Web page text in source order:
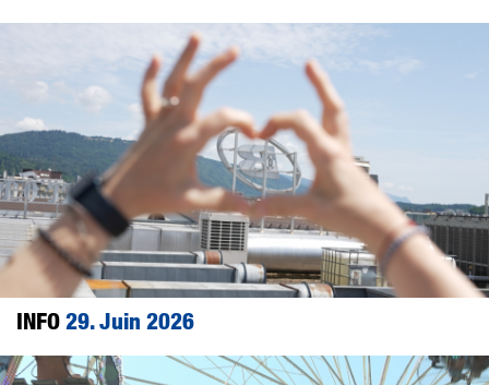
INFO29. Juin 2026